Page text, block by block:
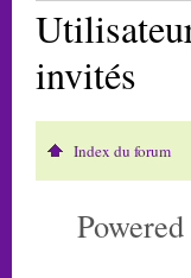
invités
Index du forum